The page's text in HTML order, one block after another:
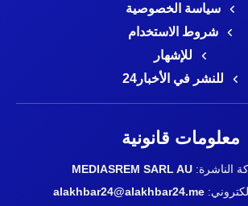
سياسة الخصوصية
شروط الاستخدام
للإشهار
للنشر في الأخبار24
معلومات قانونية
الناشرة:MEDIASREM SARL AU
alakhbar24@alakhbar24.me